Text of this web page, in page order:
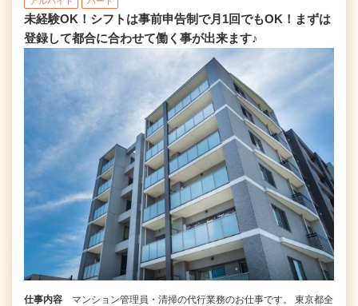
未経験OK！シフトは事前申告制で月1回でもOK！まずは
登録して都合に合わせて働く事が出来ます♪
仕事内容
マンション管理員・清掃の代行業務のお仕事です。 東京都全